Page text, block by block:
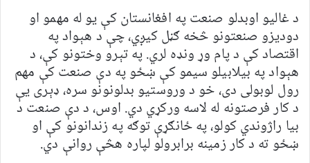
د غالیو اوبدلو صنعت په افغانستان کې یو له مهمو او
دودیزو صنعتونو څخه ګڼل کیږي، چې د هېواد په
اقتصاد کې د پام وړ ونډه لري. په تېرو وختونو کې، د
هېواد په بیلابیلو سیمو کې ښځو په دې صنعت کې مهم
رول لوبولی دی، خو د وروستیو بدلونونو سره، ډېری یې
د کار فرصتونه له لاسه ورکړي دي. اوس، د دې صنعت د
بیا راژوندي کولو، په ځانګړې توګه په زندانونو کې او
ښځو ته د کار زمینه برابرولو لپاره هڅې روانې دي.